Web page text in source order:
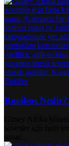
Bitkiler
Rooibos